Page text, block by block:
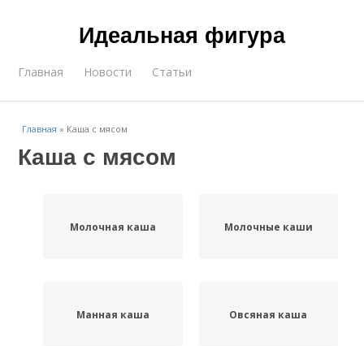
Идеальная фигура
Главная Новости Статьи
Главная » Каша с мясом
Каша с мясом
Молочная каша Молочные каши
Манная каша Овсяная каша